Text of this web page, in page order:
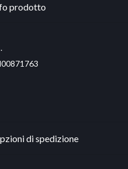
prodotto
di spedizione